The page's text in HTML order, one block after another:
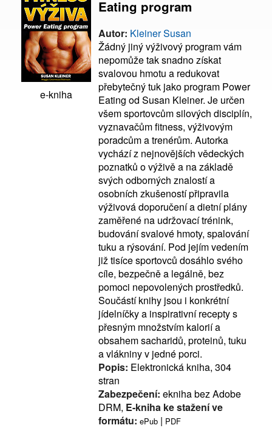
e-kniha
Eating program
Autor: Kleiner Susan
Žádný jiný výživový program vám
nepomůže tak snadno získat
svalovou hmotu a redukovat
přebytečný tuk jako program Power
Eating od Susan Kleiner. Je určen
všem sportovcům silových disciplín,
vyznavačům fitness, výživovým
poradcům a trenérům. Autorka
vychází z nejnovějších vědeckých
poznatků o výživě a na základě
svých odborných znalostí a
osobních zkušeností připravila
výživová doporučení a dietní plány
zaměřené na udržovací trénink,
budování svalové hmoty, spalování
tuku a rýsování. Pod jejím vedením
již tisíce sportovců dosáhlo svého
cíle, bezpečně a legálně, bez
pomoci nepovolených prostředků.
Součástí knihy jsou i konkrétní
jídelníčky a inspirativní recepty s
přesným množstvím kalorií a
obsahem sacharidů, proteinů, tuku
a vlákniny v jedné porci.
Popis: Elektronická kniha, 304
stran
Zabezpečení: ekniha bez Adobe
DRM, E-kniha ke stažení ve
formátu: ePub | PDF